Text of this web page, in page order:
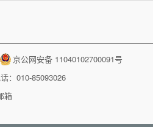
京公网安备 11040102700091号
：010-85093026
箱